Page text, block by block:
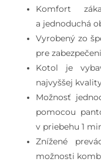
Komfort
a jednoduchá
Vyrobený zo
pre
Kotol je
najvyššej
Možnosť
pomocou
v priebehu 1
Znížené
možnosti